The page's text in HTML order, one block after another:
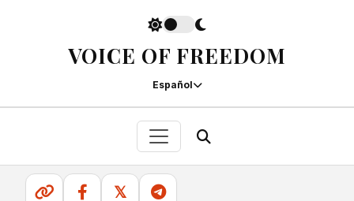
VOICE OF FREEDOM
Español
𝕏